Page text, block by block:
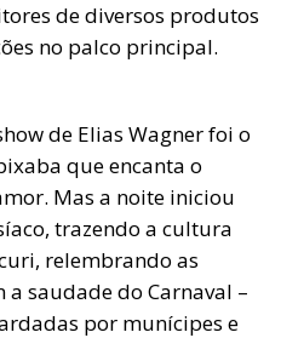
de diversos produtos
no palco principal.
de Elias Wagner foi o
que encanta o
Mas a noite iniciou
trazendo a cultura
relembrando as
saudade do Carnaval –
por munícipes e